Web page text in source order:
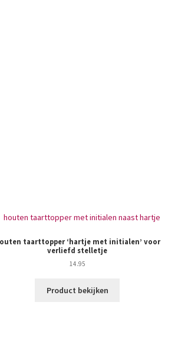
taarttopper ‘hartje met initialen’ voor
verliefd stelletje
14.95
Product bekijken